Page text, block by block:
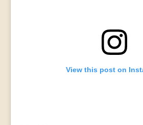
View this post on